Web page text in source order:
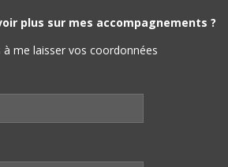
B
O
K
E
E
S
E
I
N
A
R
A
plus sur mes accompagnements ?
à me laisser vos coordonnées